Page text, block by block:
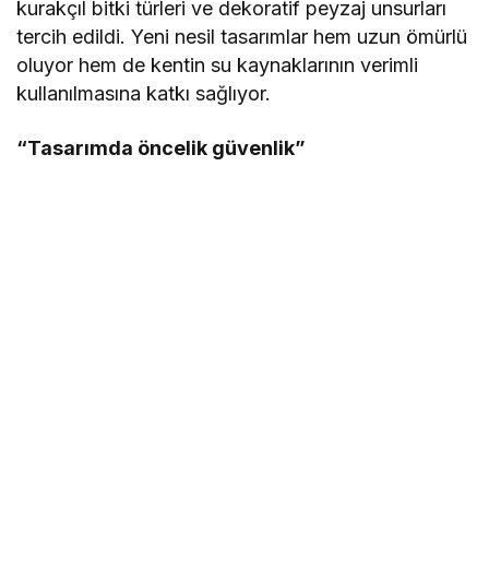
kurakçıl bitki türleri ve dekoratif peyzaj unsurları
tercih edildi. Yeni nesil tasarımlar hem uzun ömürlü
oluyor hem de kentin su kaynaklarının verimli
kullanılmasına katkı sağlıyor.
“Tasarımda öncelik güvenlik”